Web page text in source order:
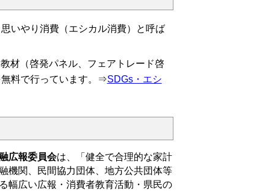
いやり消費（エシカル消費）と呼ば
材（啓発パネル、フェアトレード啓
料で行っています。⇒SDGs・エシ
広報委員会は、「健全で合理的な家計
機関、民間協力団体、地方公共団体等
幅広い広報・消費者教育活動・県民の